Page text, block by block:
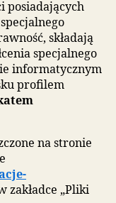
udział biorą
system
dołączyć
składa się
karnej